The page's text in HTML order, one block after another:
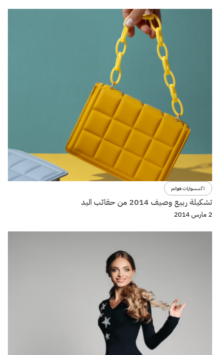
اكسسوارات هوانم
تشكيلة ربيع وصيف 2014 من حقائب اليد
2 مارس 2014